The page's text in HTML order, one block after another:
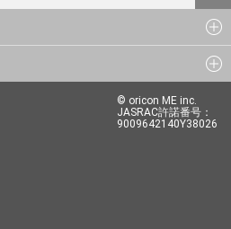
© oricon ME inc.
JASRAC許諾番号：
9009642140Y38026